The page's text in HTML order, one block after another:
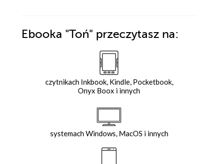
Ebooka "Toń" przeczytasz na:
czytnikach Inkbook, Kindle, Pocketbook,
Onyx Boox i innych
systemach Windows, MacOS i innych